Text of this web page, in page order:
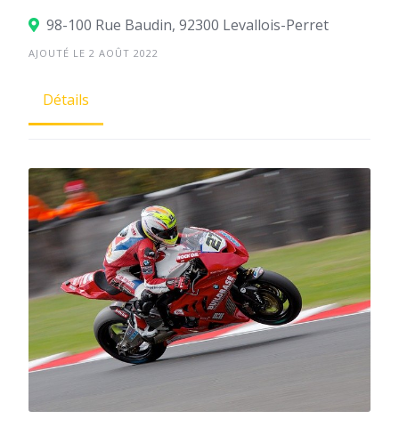
98-100 Rue Baudin, 92300 Levallois-Perret
AJOUTÉ LE 2 AOÛT 2022
Détails